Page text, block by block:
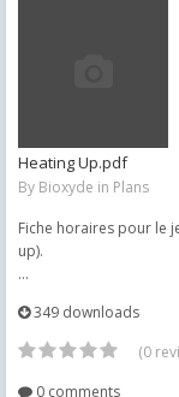
Heating Up.pdf
By Bioxyde in Plans
Fiche horaires pour le
up).
...
349 downloads
(0
0 comments